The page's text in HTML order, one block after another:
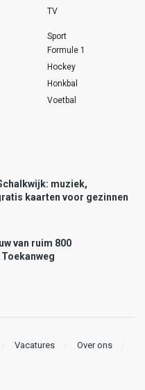
TV
Sport
Formule 1
Hockey
Honkbal
Voetbal
muziek,
kaarten voor gezinnen
van ruim 800
Vacatures
Over ons